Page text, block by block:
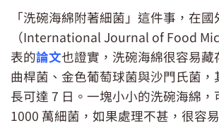
「洗碗海綿附著細菌」這件事，在
（International Journal of Food
表的論文也證實，洗碗海綿很容易藏
曲桿菌、金色葡萄球菌與沙門氏菌，
長可達 7 日。一塊小小的洗碗海綿，
1000 萬細菌，如果處理不甚，很容